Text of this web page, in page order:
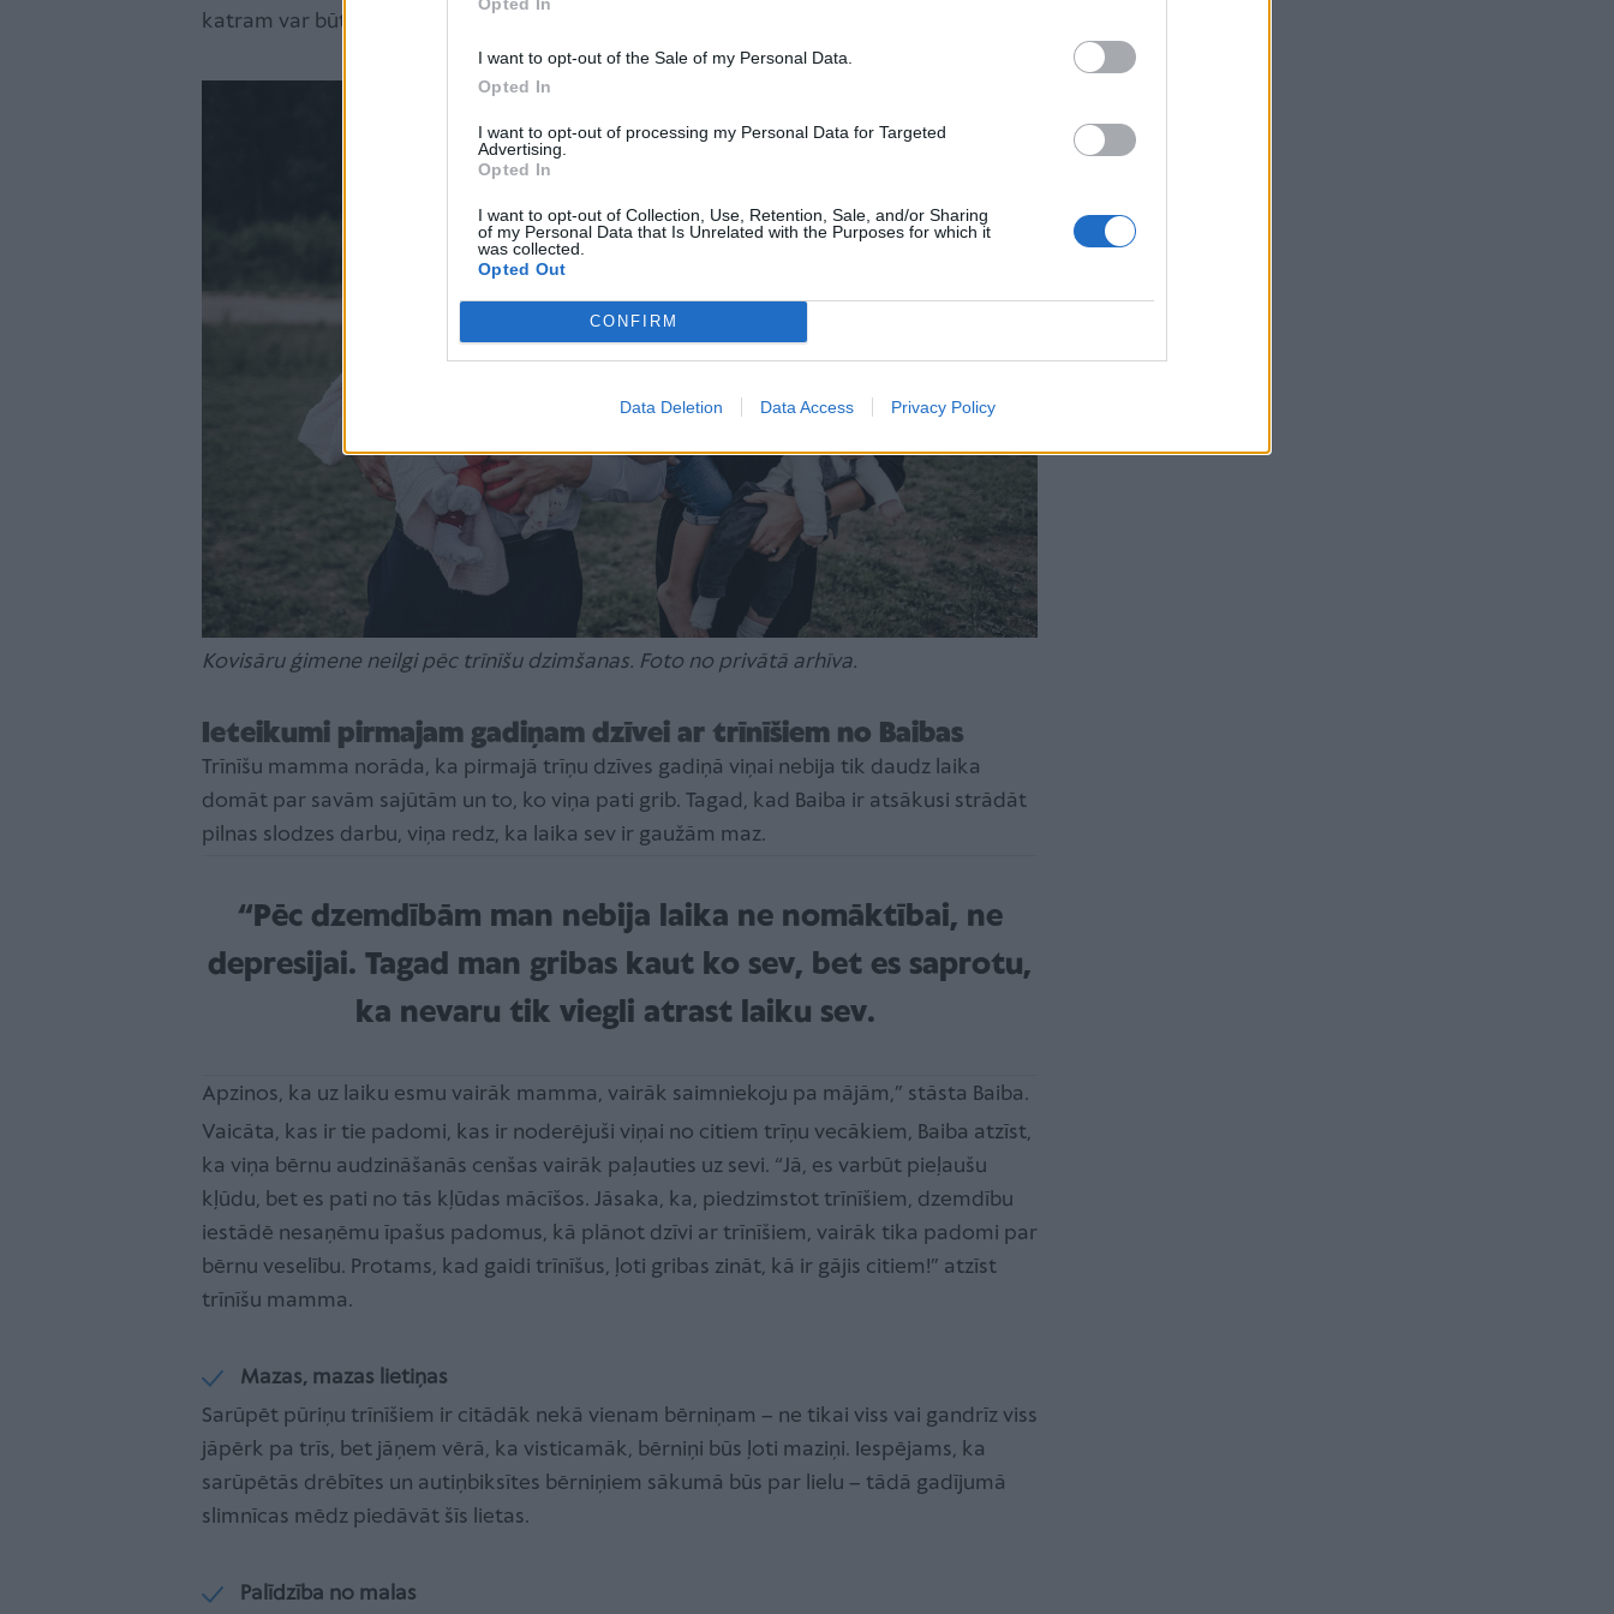
I want to opt-out of the Sale of my Personal Data.
Opted In
I want to opt-out of processing my Personal Data for Targeted
Advertising.
Opted In
I want to opt-out of Collection, Use, Retention, Sale, and/or Sharing
of my Personal Data that Is Unrelated with the Purposes for which it
was collected.
Opted Out
CONFIRM
Data Deletion Data Access Privacy Policy
katram var būt citas.
Kovisāru ģimene neilgi pēc trīnīšu dzimšanas. Foto no privātā arhīva.
Ieteikumi pirmajam gadiņam dzīvei ar trīnīšiem no Baibas
Trīnīšu mamma norāda, ka pirmajā trīņu dzīves gadiņā viņai nebija tik daudz laika
domāt par savām sajūtām un to, ko viņa pati grib. Tagad, kad Baiba ir atsākusi strādāt
pilnas slodzes darbu, viņa redz, ka laika sev ir gaužām maz.
“Pēc dzemdībām man nebija laika ne nomāktībai, ne
depresijai. Tagad man gribas kaut ko sev, bet es saprotu,
ka nevaru tik viegli atrast laiku sev.
Apzinos, ka uz laiku esmu vairāk mamma, vairāk saimniekoju pa mājām,” stāsta Baiba.
Vaicāta, kas ir tie padomi, kas ir noderējuši viņai no citiem trīņu vecākiem, Baiba atzīst,
ka viņa bērnu audzināšanās cenšas vairāk paļauties uz sevi. “Jā, es varbūt pieļaušu
kļūdu, bet es pati no tās kļūdas mācīšos. Jāsaka, ka, piedzimstot trīnīšiem, dzemdību
iestādē nesaņēmu īpašus padomus, kā plānot dzīvi ar trīnīšiem, vairāk tika padomi par
bērnu veselību. Protams, kad gaidi trīnīšus, ļoti gribas zināt, kā ir gājis citiem!” atzīst
trīnīšu mamma.
Mazas, mazas lietiņas
Sarūpēt pūriņu trīnīšiem ir citādāk nekā vienam bērniņam – ne tikai viss vai gandrīz viss
jāpērk pa trīs, bet jāņem vērā, ka visticamāk, bērniņi būs ļoti maziņi. Iespējams, ka
sarūpētās drēbītes un autiņbiksītes bērniņiem sākumā būs par lielu – tādā gadījumā
slimnīcas mēdz piedāvāt šīs lietas.
Palīdzība no malas